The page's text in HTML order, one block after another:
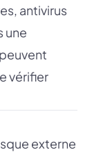
antivirus
une
vérifier
externe